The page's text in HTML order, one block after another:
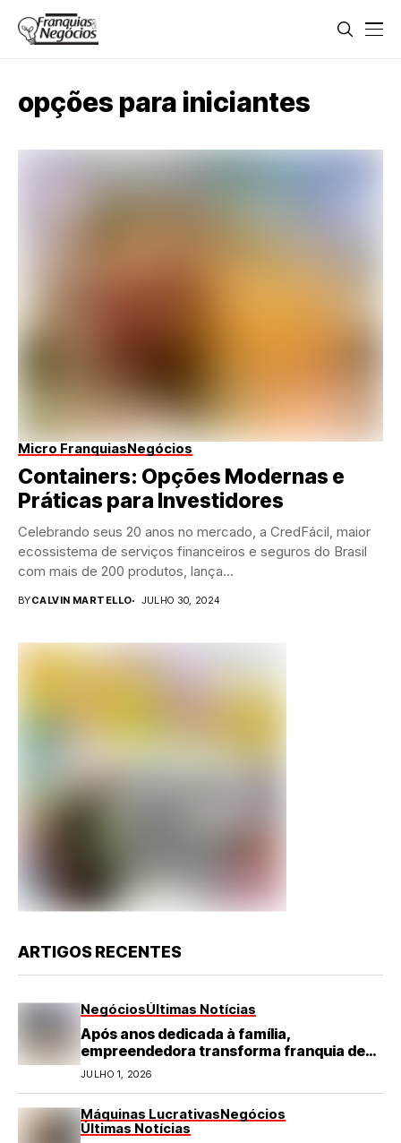
opções para iniciantes
Micro FranquiasNegócios
Containers: Opções Modernas e
Práticas para Investidores
Celebrando seus 20 anos no mercado, a CredFácil, maior
ecossistema de serviços financeiros e seguros do Brasil
com mais de 200 produtos, lança...
BYCALVIN MARTELLO JULHO 30, 2024
ARTIGOS RECENTES
NegóciosÚltimas Notícias
Após anos dedicada à família,
empreendedora transforma franquia de
turismo em negócio de destaque no RN
JULHO 1, 2026
Máquinas LucrativasNegócios
Últimas Notícias